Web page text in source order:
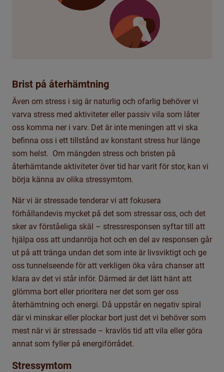
Brist på återhämtning
Även om stress i sig är naturlig och ofarlig behöver vi
varva stress med aktiviteter eller passiv vila som låter
oss komma ner i varv. Det är inte meningen att vi ska
befinna oss i ett tillstånd av konstant stress hur länge
som helst. Om mängden stress och bristen på
återhämtande aktiviteter över tid har varit för stor, kan vi
börja känna av olika stressymtom.
När vi är stressade tenderar vi att fokusera
förhållandevis mycket på det som stressar oss, och det
sker av förståeliga skäl – stressresponsen syftar till att
hjälpa oss att undanröja hot och en del av responsen går
ut på att tränga undan det som inte är livsviktigt och ge
oss tunnelseende för att verkligen öka våra chanser att
klara av det vi står inför. Därmed är det lätt hänt att
glömma bort eller prioritera ner det som ger oss
återhämtning och energi. Då uppstår en negativ spiral
där vi minskar eller plockar bort just det vi behöver som
mest när vi är stressade – kravlös tid att vila eller göra
annat som fyller på energiförrådet.
Stressymtom